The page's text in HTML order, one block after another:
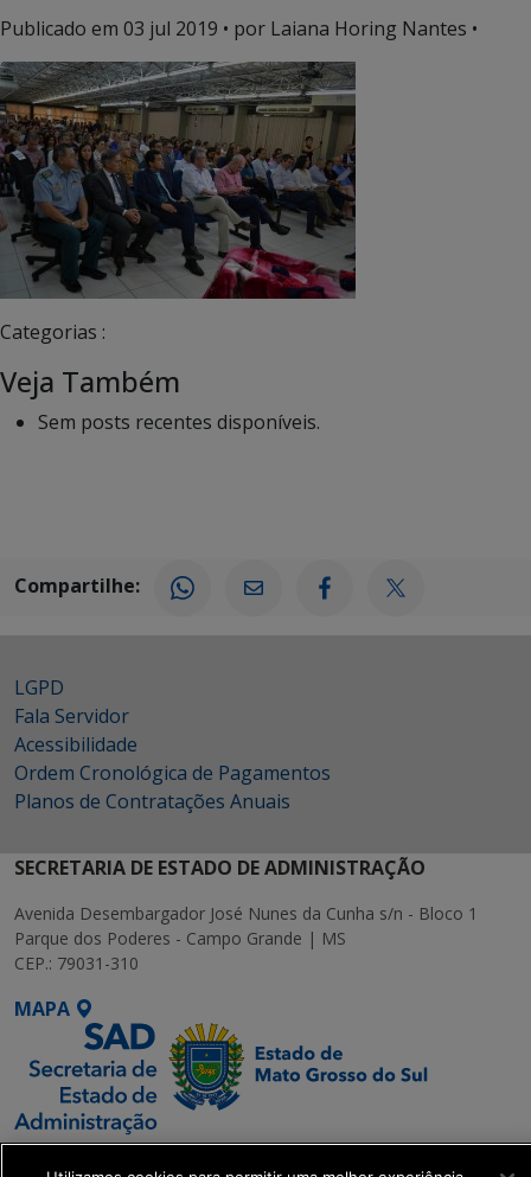
Publicado em 03 jul 2019 • por Laiana Horing Nantes •
Categorias :
Veja Também
Sem posts recentes disponíveis.
Compartilhe:
LGPD
Fala Servidor
Acessibilidade
Ordem Cronológica de Pagamentos
Planos de Contratações Anuais
SECRETARIA DE ESTADO DE ADMINISTRAÇÃO
Avenida Desembargador José Nunes da Cunha s/n - Bloco 1
Parque dos Poderes - Campo Grande | MS
CEP.: 79031-310
MAPA